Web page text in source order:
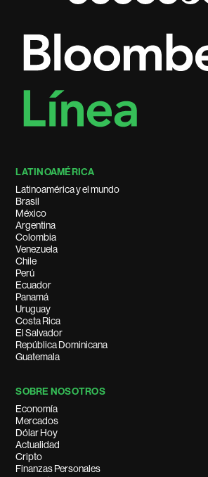
LATINOAMÉRICA
Latinoamérica y el mundo
Brasil
México
Argentina
Colombia
Venezuela
Chile
Perú
Ecuador
Panamá
Uruguay
Costa Rica
El Salvador
República Dominicana
Guatemala
SOBRE NOSOTROS
Economía
Mercados
Dólar Hoy
Actualidad
Cripto
Finanzas Personales